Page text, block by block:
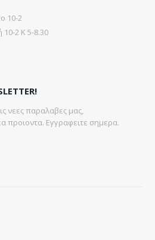
10-2
2 Κ 5-8.30
νεες παραλαβες μας,
προιοντα. Εγγραφειτε σημερα.